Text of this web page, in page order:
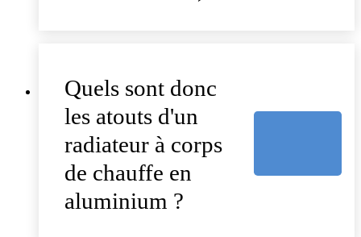
Quels sont donc
les atouts d'un
radiateur à corps
de chauffe en
aluminium ?